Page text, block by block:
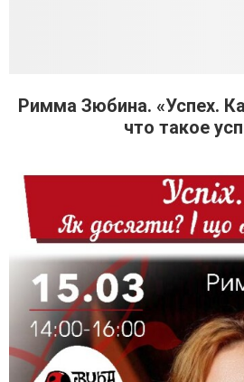
Римма Зюбина. «Успех.
что такое